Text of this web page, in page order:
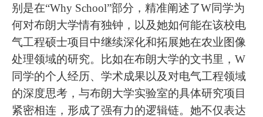
别是在“Why School”部分，精准阐述了W同学为
何对布朗大学情有独钟，以及她如何能在该校电
气工程硕士项目中继续深化和拓展她在农业图像
处理领域的研究。比如在布朗大学的文书里，W
同学的个人经历、学术成果以及对电气工程领域
的深度思考，与布朗大学实验室的具体研究项目
紧密相连，形成了强有力的逻辑链。她不仅表达